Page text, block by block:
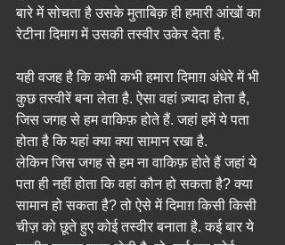
बारे में सोचता है उसके मुताबिक़ ही हमारी आंखों का
रेटीना दिमाग में उसकी तस्वीर उकेर देता है.
यही वजह है कि कभी कभी हमारा दिमाग़ अंधेरे में भी
कुछ तस्वीरें बना लेता है. ऐसा वहां ज़्यादा होता है,
जिस जगह से हम वाकिफ़ होते हैं. जहां हमें ये पता
होता है कि यहां क्या क्या सामान रखा है.
लेकिन जिस जगह से हम ना वाकिफ़ होते हैं जहां ये
पता ही नहीं होता कि वहां कौन हो सकता है? क्या
सामान हो सकता है? तो ऐसे में दिमाग़ किसी किसी
चीज़ को छूते हुए कोई तस्वीर बनाता है. कई बार ये